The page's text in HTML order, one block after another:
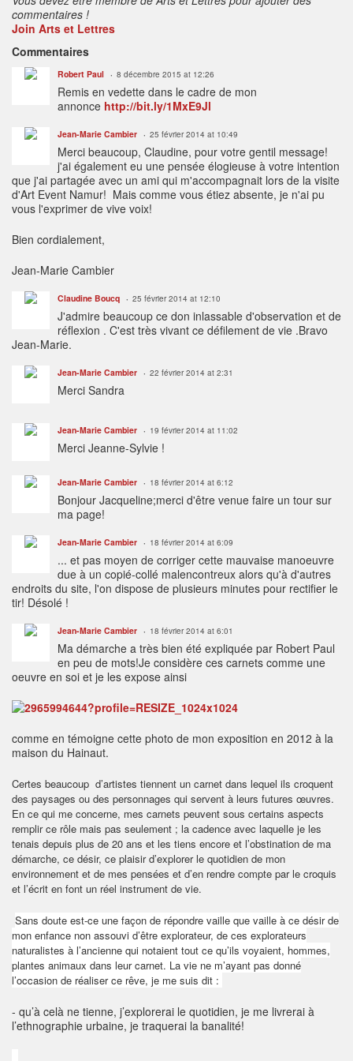
commentaires !
Join Arts et Lettres
Commentaires
Robert Paul 8 décembre 2015 at 12:26
Remis en vedette dans le cadre de mon
annonce http://bit.ly/1MxE9Jl
Jean-Marie Cambier 25 février 2014 at 10:49
Merci beaucoup, Claudine, pour votre gentil message!
j'ai également eu une pensée élogieuse à votre intention
que j'ai partagée avec un ami qui m'accompagnait lors de la visite
d'Art Event Namur! Mais comme vous étiez absente, je n'ai pu
vous l'exprimer de vive voix!
Bien cordialement,
Jean-Marie Cambier
Claudine Boucq 25 février 2014 at 12:10
J'admire beaucoup ce don inlassable d'observation et de
réflexion . C'est très vivant ce défilement de vie .Bravo
Jean-Marie.
Jean-Marie Cambier 22 février 2014 at 2:31
Merci Sandra
Jean-Marie Cambier 19 février 2014 at 11:02
Merci Jeanne-Sylvie !
Jean-Marie Cambier 18 février 2014 at 6:12
Bonjour Jacqueline;merci d'être venue faire un tour sur
ma page!
Jean-Marie Cambier 18 février 2014 at 6:09
... et pas moyen de corriger cette mauvaise manoeuvre
due à un copié-collé malencontreux alors qu'à d'autres
endroits du site, l'on dispose de plusieurs minutes pour rectifier le
tir! Désolé !
Jean-Marie Cambier 18 février 2014 at 6:01
Ma démarche a très bien été expliquée par Robert Paul
en peu de mots!Je considère ces carnets comme une
oeuvre en soi et je les expose ainsi
comme en témoigne cette photo de mon exposition en 2012 à la
maison du Hainaut.
Certes beaucoup d’artistes tiennent un carnet dans lequel ils croquent
des paysages ou des personnages qui servent à leurs futures œuvres.
En ce qui me concerne, mes carnets peuvent sous certains aspects
remplir ce rôle mais pas seulement ; la cadence avec laquelle je les
tenais depuis plus de 20 ans et les tiens encore et l’obstination de ma
démarche, ce désir, ce plaisir d’explorer le quotidien de mon
environnement et de mes pensées et d’en rendre compte par le croquis
et l’écrit en font un réel instrument de vie.
Sans doute est-ce une façon de répondre vaille que vaille à ce désir de
mon enfance non assouvi d’être explorateur, de ces explorateurs
naturalistes à l’ancienne qui notaient tout ce qu’ils voyaient, hommes,
plantes animaux dans leur carnet. La vie ne m’ayant pas donné
l’occasion de réaliser ce rêve, je me suis dit :
- qu’à celà ne tienne, j’explorerai le quotidien, je me livrerai à
l’ethnographie urbaine, je traquerai la banalité!